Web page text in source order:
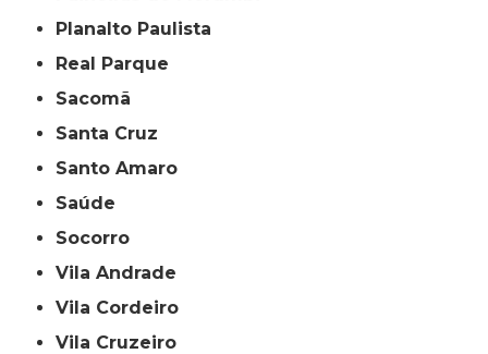
Planalto Paulista
Real Parque
Sacomã
Santa Cruz
Santo Amaro
Saúde
Socorro
Vila Andrade
Vila Cordeiro
Vila Cruzeiro